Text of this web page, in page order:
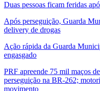
Duas pessoas ficam feridas
Após perseguição, Guarda
delivery de drogas
Ação rápida da Guarda
engasgado
PRF apreende 75 mil maços
perseguição na BR-262;
movimento